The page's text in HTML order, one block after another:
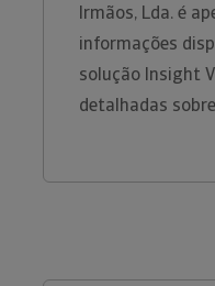
Irmãos, Lda. é
informações
solução Insight
detalhadas